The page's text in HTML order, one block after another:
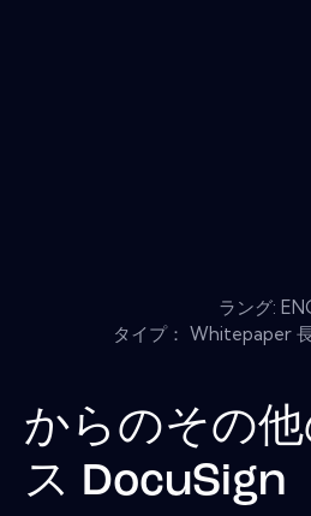
ラング:
タイプ： Whitepaper
からのその
ス DocuSign